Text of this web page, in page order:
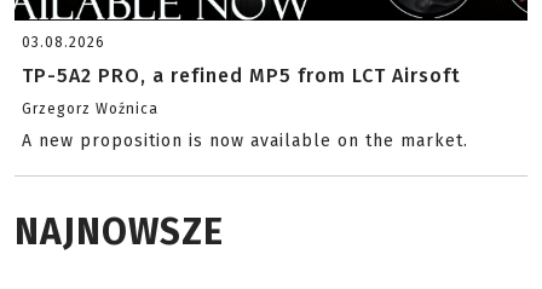
03.08.2026
TP-5A2 PRO, a refined MP5 from LCT Airsoft
Grzegorz Woźnica
A new proposition is now available on the market.
NAJNOWSZE